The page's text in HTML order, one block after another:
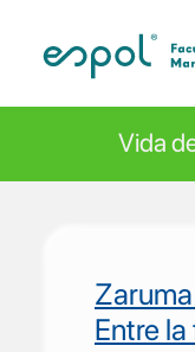
Pasar al contenido
Vida
Entre